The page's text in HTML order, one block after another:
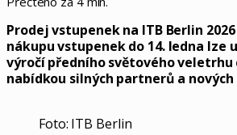
Prodej vstupenek na ITB Berlin
nákupu vstupenek do 14. ledna lze
výročí předního světového veletrhu
nabídkou silných partnerů a nových
Foto: ITB Berlin